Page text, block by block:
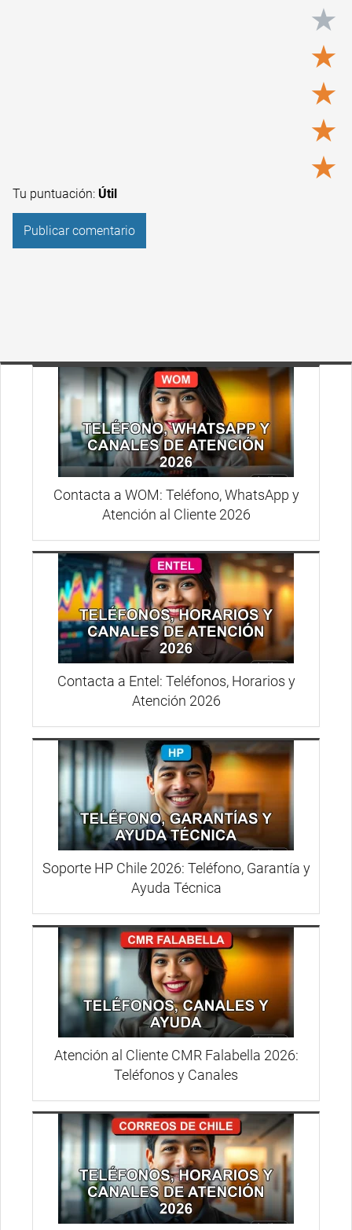
★
★
★
★
★
Tu puntuación: Útil
Contacta a WOM: Teléfono, WhatsApp y
Atención al Cliente 2026
Contacta a Entel: Teléfonos, Horarios y
Atención 2026
Soporte HP Chile 2026: Teléfono, Garantía y
Ayuda Técnica
Atención al Cliente CMR Falabella 2026:
Teléfonos y Canales